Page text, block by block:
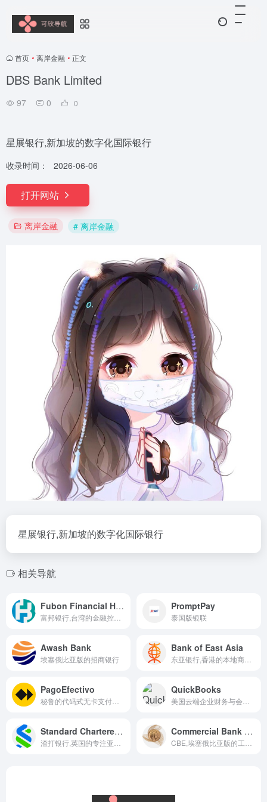
首页 • 离岸金融 • 正文
DBS Bank Limited
97 0 0
星展银行,新加坡的数字化国际银行
收录时间： 2026-06-06
打开网站
离岸金融 # 离岸金融
星展银行,新加坡的数字化国际银行
相关导航
Fubon Financial Holding Co., Ltd. PromptPay
泰国版银联
Awash Bank
埃塞俄比亚版的招商银行
Bank of East Asia
PagoEfectivo QuickBooks
Standard Chartered Bank Commercial Bank of Ethiopia